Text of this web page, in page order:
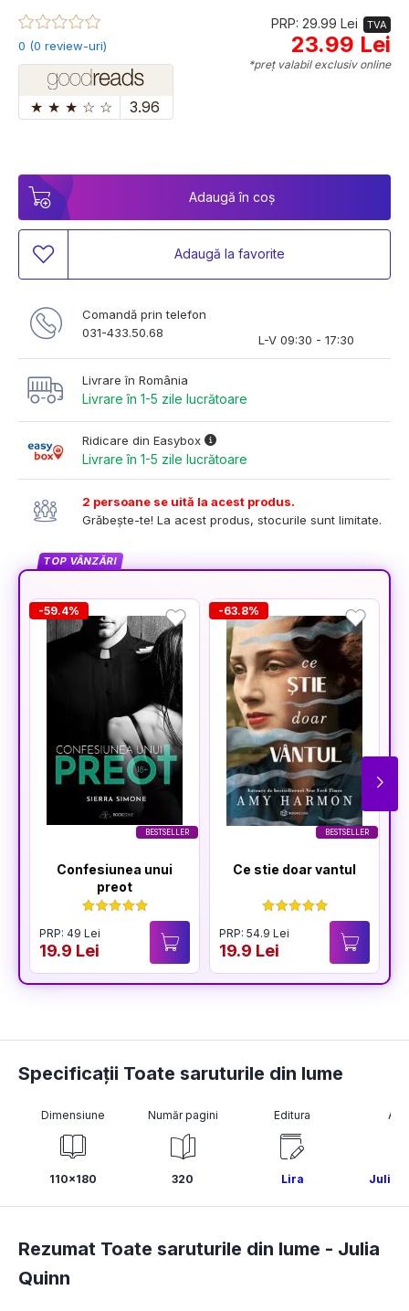
0 (0 review-uri)
★ ★ ★ ☆ ☆ 3.96
PRP: 29.99 Lei TVA
23.99 Lei
*preț valabil exclusiv online
Adaugă în coș
Adaugă la favorite
Comandă prin telefon
031-433.50.68
L-V 09:30 - 17:30
Livrare în România
Livrare în 1-5 zile lucrătoare
Ridicare din Easybox
Livrare în 1-5 zile lucrătoare
2 persoane se uită la acest produs.
Grăbește-te! La acest produs, stocurile sunt limitate.
TOP VÂNZĂRI
BESTSELLER
-59.4%
Confesiunea unui
preot
PRP: 49 Lei
19.9 Lei
BESTSELLER
-63.8%
Ce stie doar vantul
PRP: 54.9 Lei
19.9 Lei
Specificații Toate saruturile din lume
Dimensiune
110x180
Număr pagini
320
Editura
Lira Julia
Rezumat Toate saruturile din lume - Julia
Quinn